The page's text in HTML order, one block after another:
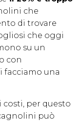
che
di trovare
che oggi
su un
con
facciamo una
per questo
può